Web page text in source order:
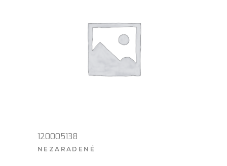
120005138
NEZARADENÉ